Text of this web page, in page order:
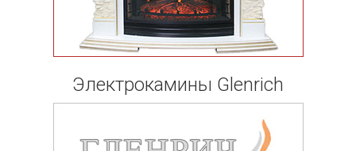
Электрокамины Glenrich